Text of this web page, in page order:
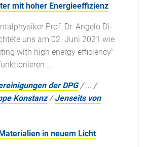
mit hoher Energieeffizienz
Prof. Dr. Angelo Di-
uns am 02. Juni 2021 wie
with high energy efficiency"
...
der DPG /… /
Konstanz /Jenseits von
in neuem Licht